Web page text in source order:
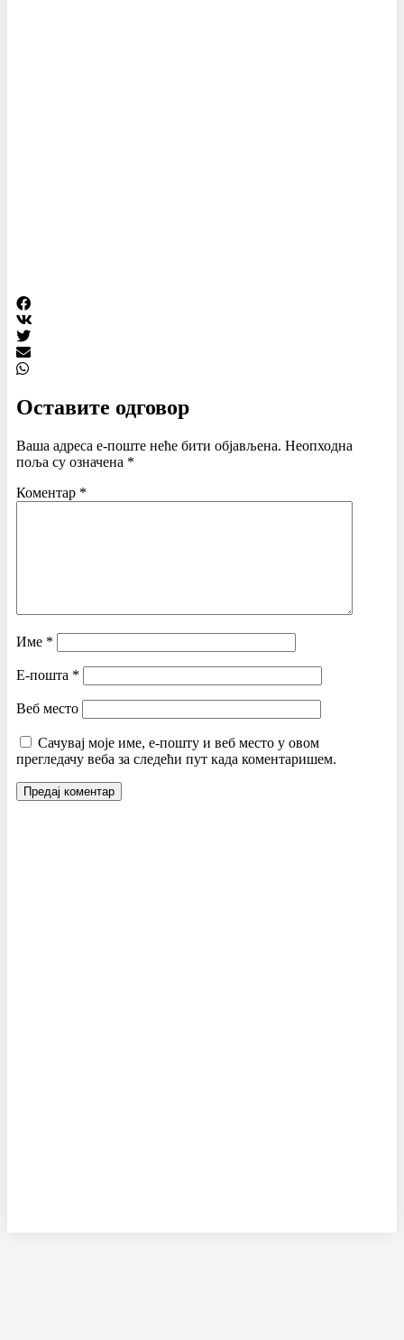
Оставите одговор
Ваша адреса е-поште неће бити објављена. Неопходна
поља су означена *
Коментар *
Име *
Е-пошта *
Веб место
Сачувај моје име, е-пошту и веб место у овом
прегледачу веба за следећи пут када коментаришем.